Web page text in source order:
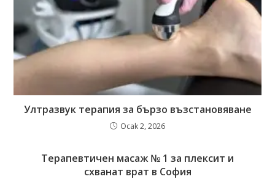
Ултразвук терапия за бързо възстановяване
Ocak 2, 2026
Терапевтичен масаж № 1 за плексит и
схванат врат в София